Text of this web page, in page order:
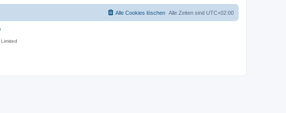
Alle Zeiten sind UTC+02:00
Alle Cookies löschen